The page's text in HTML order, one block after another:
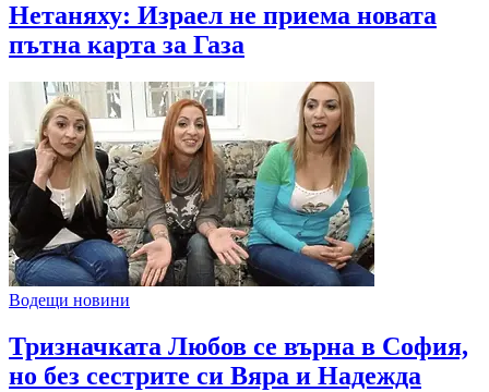
Нетаняху: Израел не приема новата
пътна карта за Газа
Водещи новини
Тризначката Любов се върна в София,
но без сестрите си Вяра и Надежда